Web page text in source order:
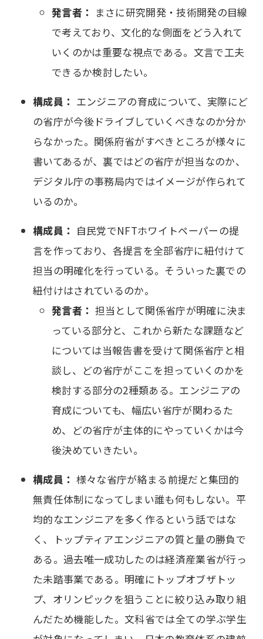
発言者： まさに研究開発・技術開発の目線
で考えており、文化的な側面をどう入れて
いくのかは重要な視点である。文言で工夫
できるか検討したい。
構成員： エンジニアの育成について、実際にど
の省庁が今後ドライブしていくべきなのか分か
らなかった。関係府省がすべきところが様々に
書いてあるが、裏ではどの省庁が担当なのか、
デジタル庁の事務局内ではイメージが作られて
いるのか。
構成員： 自民党でNFTホワイトペーパーの提
言を作っており、各提言を全部省庁に紐付けて
担当の明確化を行っている。そういった裏での
紐付けはされているのか。
発言者： 担当として関係省庁が明確に決ま
っている部分と、これから新たな課題など
については当報告書を受けて関係省庁と相
談し、どの省庁がここを担っていくのかを
検討する部分の2種類ある。エンジニアの
育成についても、幅広い省庁が関わるた
め、どの省庁が主体的にやっていくかは今
後決めていきたい。
構成員： 様々な省庁が絡まる前提だと集団的
無責任体制になってしまい誰も何もしない。平
均的なエンジニアを多く作るという話ではな
く、トップティアエンジニアの質と量の勝負で
ある。過去唯一成功したのは経済産業省が行っ
た未踏事業である。明確にトップオブザトッ
プ、オリンピックを狙うことに絞り込み取り組
んだため機能した。文科省では全ての学ぶ学生